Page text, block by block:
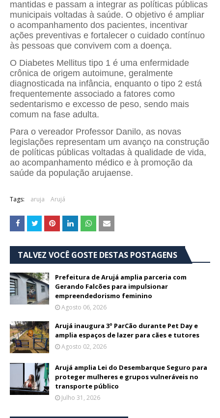
mantidas e passam a integrar as políticas públicas
municipais voltadas à saúde. O objetivo é ampliar
o acompanhamento dos pacientes, incentivar
ações preventivas e fortalecer o cuidado contínuo
às pessoas que convivem com a doença.
O Diabetes Mellitus tipo 1 é uma enfermidade
crônica de origem autoimune, geralmente
diagnosticada na infância, enquanto o tipo 2 está
frequentemente associado a fatores como
sedentarismo e excesso de peso, sendo mais
comum na fase adulta.
Para o vereador Professor Danilo, as novas
legislações representam um avanço na construção
de políticas públicas voltadas à qualidade de vida,
ao acompanhamento médico e à promoção da
saúde da população arujaense.
Tags: aruja Arujá
TALVEZ VOCÊ GOSTE DESTAS POSTAGENS
Prefeitura de Arujá amplia parceria com
Gerando Falcões para impulsionar
empreendedorismo feminino
Agosto 06, 2026
Arujá inaugura 3º ParCão durante Pet Day e
amplia espaços de lazer para cães e tutores
Agosto 02, 2026
Arujá amplia Lei do Desembarque Seguro para
proteger mulheres e grupos vulneráveis no
transporte público
Julho 31, 2026